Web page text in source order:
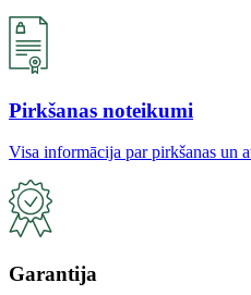
Pirkšanas noteikumi
Visa informācija par pirkšanas un
Garantija